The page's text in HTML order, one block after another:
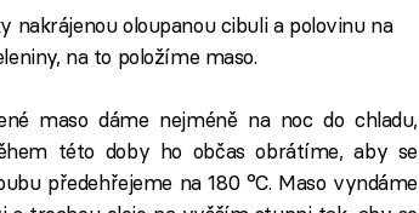
nakrájenou oloupanou cibuli a polovinu na
na to položíme maso.
maso dáme nejméně na noc do chladu,
této doby ho občas obrátíme, aby se
předehřejeme na 180 °C. Maso vyndáme